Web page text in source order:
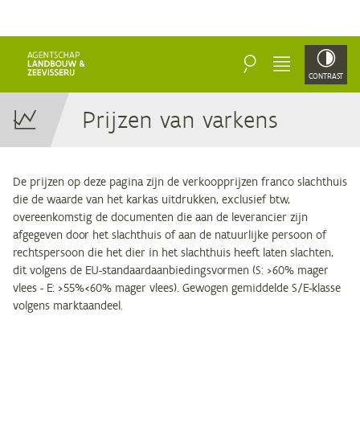
ZOEKEN MENU CONTRAST
Prij­zen van varkens
De prijzen op deze pagina zijn de verkoopprijzen franco slachthuis
die de waarde van het karkas uitdrukken, exclusief btw,
overeenkomstig de documenten die aan de leverancier zijn
afgegeven door het slachthuis of aan de natuurlijke persoon of
rechtspersoon die het dier in het slachthuis heeft laten slachten,
dit volgens de EU-standaardaanbiedingsvormen (S: >60% mager
vlees - E: >55%<60% mager vlees). Gewogen gemiddelde S/E-klasse
volgens marktaandeel.